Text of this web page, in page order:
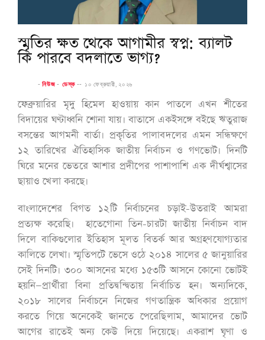
স্মৃতির ক্ষত থেকে আগামীর স্বপ্ন: ব্যালট
কি পারবে বদলাতে ভাগ্য?
-নিউজ - ডেস্ক -- ১০ ফেব্রুয়ারী, ২০২৬
ফেব্রুয়ারির মৃদু হিমেল হাওয়ায় কান পাতলে এখন শীতের
বিদায়ের ঘণ্টাধ্বনি শোনা যায়। বাতাসে একইসঙ্গে বইছে ঋতুরাজ
বসন্তের আগমনী বার্তা। প্রকৃতির পালাবদলের এমন সন্ধিক্ষণে
১২ তারিখের ঐতিহাসিক জাতীয় নির্বাচন ও গণভোট। দিনটি
ঘিরে মনের ভেতরে আশার প্রদীপের পাশাপাশি এক দীর্ঘশ্বাসের
ছায়াও খেলা করছে।
বাংলাদেশের বিগত ১২টি নির্বাচনের চড়াই-উতরাই আমরা
প্রত্যক্ষ করেছি। হাতেগোনা তিন-চারটা জাতীয় নির্বাচন বাদ
দিলে বাকিগুলোর ইতিহাস মূলত বিতর্ক আর অগ্রহণযোগ্যতার
কালিতে লেখা। স্মৃতিপটে ভেসে ওঠে ২০১৪ সালের ৫ জানুয়ারির
সেই দিনটি। ৩০০ আসনের মধ্যে ১৫৩টি আসনে কোনো ভোটই
হয়নি—প্রার্থীরা বিনা প্রতিদ্বন্দ্বিতায় নির্বাচিত হন। অন্যদিকে,
২০১৮ সালের নির্বাচনে নিজের গণতান্ত্রিক অধিকার প্রয়োগ
করতে গিয়ে অনেকেই জানতে পেরেছিলাম, আমাদের ভোট
আগের রাতেই অন্য কেউ দিয়ে দিয়েছে। একরাশ ঘৃণা ও